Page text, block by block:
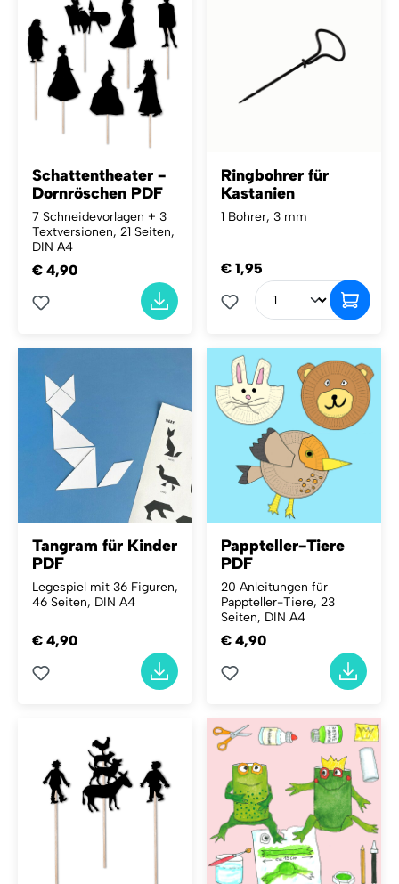
Schattentheater -
Dornröschen PDF
7 Schneidevorlagen + 3
Textversionen, 21 Seiten,
DIN A4
€ 4,90
Ringbohrer für
Kastanien
1 Bohrer, 3 mm
€ 1,95
Tangram für Kinder
PDF
Legespiel mit 36 Figuren,
46 Seiten, DIN A4
€ 4,90
Pappteller-Tiere
PDF
20 Anleitungen für
Pappteller-Tiere, 23
Seiten, DIN A4
€ 4,90